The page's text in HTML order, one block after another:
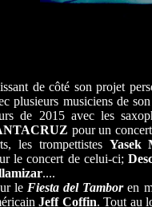
de côté son projet
plusieurs musiciens de
de 2015 avec les
pour un
les trompettistes Yasek
le concert de celui-ci;
....
le Fiesta del Tamboren
Jeff Coffin. Tout au